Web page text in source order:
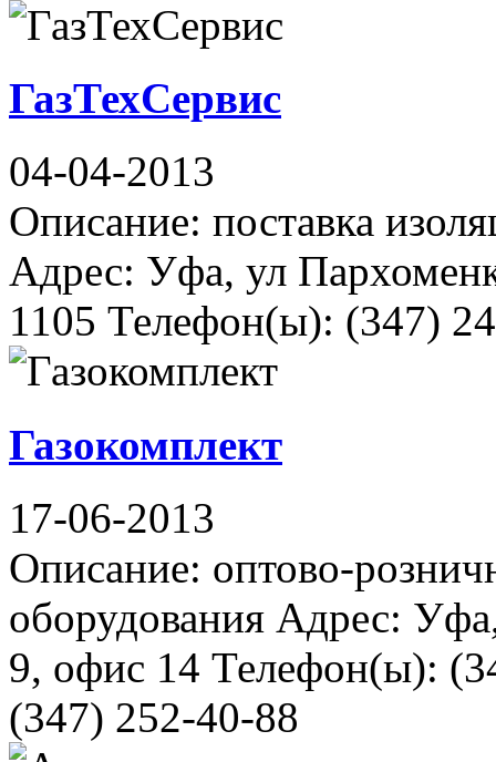
ГазТехСервис
04-04-2013
Описание: поставка
Адрес: Уфа, ул
1105 Телефон(ы): (347)
Газокомплект
17-06-2013
Описание: оптово-
оборудования Адрес:
9, офис 14 Телефон(ы):
(347) 252-40-88